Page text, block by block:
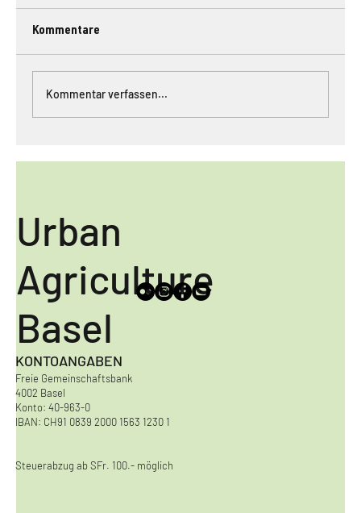
#107 // Food Forest Ormalingen
Kommentare
Kommentar verfassen...
KONTOANGABEN
Freie Gemeinschaftsbank
4002 Basel
Konto: 40-963-0
IBAN: CH91 0839 2000 1563 1230 1
Steuerabzug ab SFr. 100.- möglich
Urban
Agriculture
Basel